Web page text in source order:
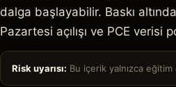
dalga başlayabilir. Baskı
Pazartesi açılışı ve PCE
Risk uyarısı: Bu içerik yalnızca eğitim